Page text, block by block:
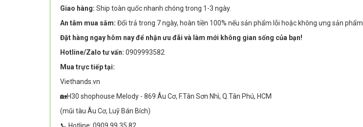
Giao hàng: Ship toàn quốc nhanh chóng trong 1-3 ngày.
An tâm mua sắm: Đổi trả trong 7 ngày, hoàn tiền 100% nếu sản phẩm lỗi hoặc không ưng sản phẩm
Đặt hàng ngay hôm nay để nhận ưu đãi và làm mới không gian sống của bạn!
Hotline/Zalo tư vấn: 0909993582
Mua trực tiếp tại:
Viethands.vn
🏡H30 shophouse Melody - 869 Âu Cơ, F.Tân Sơn Nhì, Q.Tân Phú, HCM
(mũi tàu Âu Cơ, Luỹ Bán Bích)